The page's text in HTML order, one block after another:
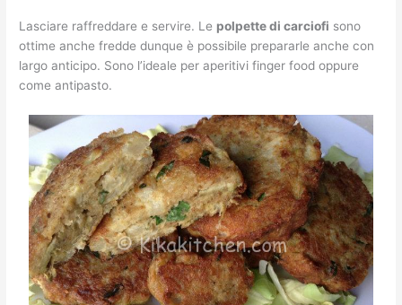
Lasciare raffreddare e servire. Le polpette di carciofi sono
ottime anche fredde dunque è possibile prepararle anche con
largo anticipo. Sono l’ideale per aperitivi finger food oppure
come antipasto.